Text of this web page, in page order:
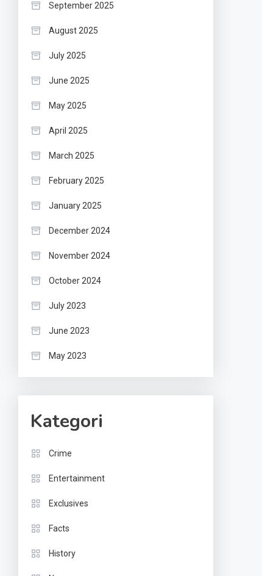
September 2025
August 2025
July 2025
June 2025
May 2025
April 2025
March 2025
February 2025
January 2025
December 2024
November 2024
October 2024
July 2023
June 2023
May 2023
Kategori
Crime
Entertainment
Exclusives
Facts
History